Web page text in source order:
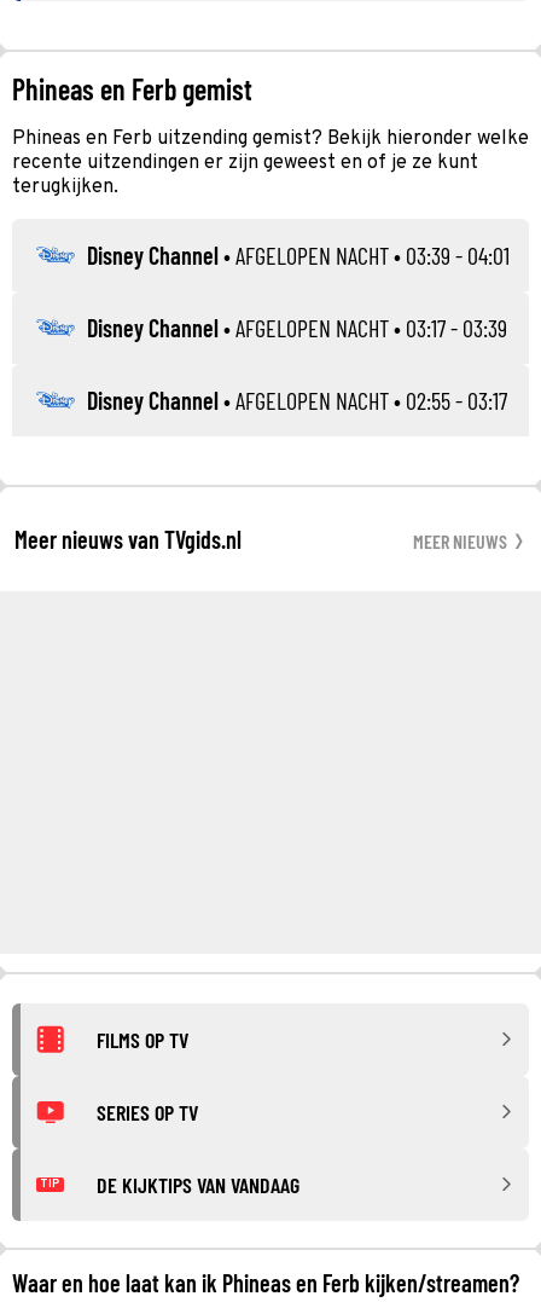
Phineas en Ferb gemist
Phineas en Ferb uitzending gemist? Bekijk hieronder welke
recente uitzendingen er zijn geweest en of je ze kunt
terugkijken.
Disney Channel•AFGELOPEN NACHT• 03:39 - 04:01
Disney Channel•AFGELOPEN NACHT• 03:17 - 03:39
Disney Channel•AFGELOPEN NACHT• 02:55 - 03:17
Meer nieuws van TVgids.nl MEER NIEUWS
FILMS OP TV
SERIES OP TV
TIP DE KIJKTIPS VAN VANDAAG
Waar en hoe laat kan ik Phineas en Ferb kijken/streamen?